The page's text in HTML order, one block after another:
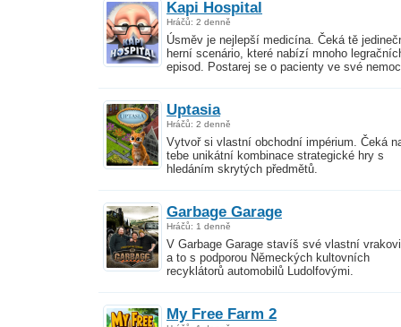
Kapi Hospital
Hráčů: 2 denně
Úsměv je nejlepší medicína. Čeká tě
herní scenário, které nabízí mnoho
episod. Postarej se o pacienty ve své
Uptasia
Hráčů: 2 denně
Vytvoř si vlastní obchodní impérium. Čeká
tebe unikátní kombinace strategické hry s
hledáním skrytých předmětů.
Garbage Garage
Hráčů: 1 denně
V Garbage Garage stavíš své vlastní
a to s podporou Německých kultovních
recyklátorů automobilů Ludolfovými.
My Free Farm 2